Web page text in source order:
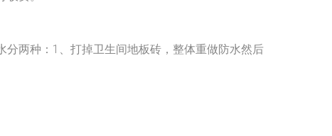
两种：1、打掉卫生间地板砖，整体重做防水然后